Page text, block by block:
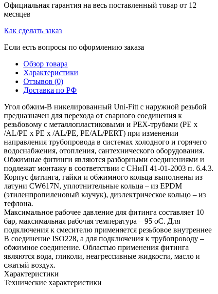
Официальная гарантия на весь поставленный товар от 12
месяцев
Как сделать заказ
Если есть вопросы по оформлению заказа
Обзор товара
Характеристики
Отзывов (0)
Доставка по РФ
Угол обжим-B никелированный Uni-Fitt с наружной резьбой
предназначен для перехода от сварного соединения к
резьбовому с металлопластиковыми и PEX-трубами (PE x
/AL/PE x PE x /AL/PE, PE/AL/PERT) при изменении
направления трубопровода в системах холодного и горячего
водоснабжения, отопления, сантехнического оборудования.
Обжимные фитинги являются разборными соединениями и
подлежат монтажу в соответствии с СНиП 41-01-2003 п. 6.4.3.
Корпус фитинга, гайки и обжимного кольца выполнены из
латуни CW617N, уплотнительные кольца – из EPDM
(этиленпропиленовый каучук), диэлектрическое кольцо – из
тефлона.
Максимальное рабочее давление для фитинга составляет 10
бар, максимальная рабочая температура – 95 оС. Для
подключения к смесителю применяется резьбовое внутреннее
B соединение ISO228, а для подключения к трубопроводу –
обжимное соединение. Областью применения фитинга
являются вода, гликоли, неагрессивные жидкости, масло и
сжатый воздух.
Характеристики
Технические характеристики